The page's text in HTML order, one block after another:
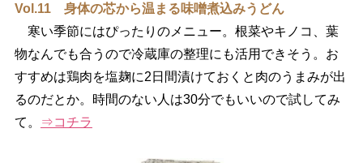
Vol.11 身体の芯から温まる味噌煮込みうどん
寒い季節にはぴったりのメニュー。根菜やキノコ、葉
物なんでも合うので冷蔵庫の整理にも活用できそう。お
すすめは鶏肉を塩麹に2日間漬けておくと肉のうまみが出
るのだとか。時間のない人は30分でもいいので試してみ
て。
⇒コチラ